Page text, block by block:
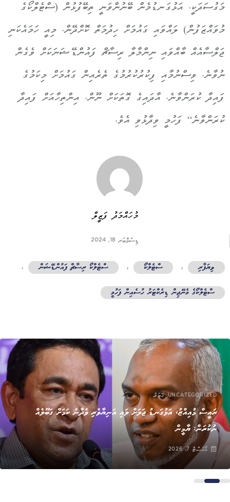
މަގުސަދަކީ. އަޅުގަނޑުމެން ބޭނުންވަނީ ތިބޭފުޅުން (ސްޓެލްކޯގެ
މުވައްޒަފުން) ލައްވައި ގައުމަށް ހިދުމަތް ކޮށްދޭން. މިއީ ހަމައެކަނި
ޖަލްސާއެއް ބާއްވައި ނިންމާލާ ރިސާޗް ފައުންޑޭޝަނަކަށް ވެގެން
ނުވާނެ. ވިސްނުމާއި ފިކުރުކުރުމުގެ ތެރެއިން ގައުމަށް މިކަމުގެ
ފައިދާ ކުރަންވާނެ. އާދައިގެ ގޮތަކަށް ނޫން. އިންތިހާއަށް ފައިދާ
ކުރަންވާނެ“ ފަހުމީ ވިދާޅުވި އެވެ.
މުހައްމަދު ފަޒީލް
ޑިސެމްބަރ 18, 2024
ވިޔަފާރި , ސްޓެލްކޯ , ސްޓެލްކޯ ރިސާޗް ފައުންޑޭޝަން
ސްޓެލްކޯގެ މެނޭޖިން ޑިރެކްޓަރު ހުސެއިން ފަހުމީ
UNCATEGORIZED
,ޚަބަރު
ރައީސް މުއިއްޒު، އަޅުގަނޑު ޖަލަށް ލައި އަނިޔާވެރި ވެދާނެ ކަމަށް ގަބޫލެއް
ނުކުރަން: ޔާމީން
އޯގަސްޓް 7, 2026